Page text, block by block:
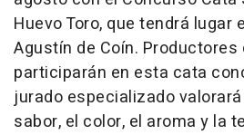
Huevo Toro, que tendrá lugar
Agustín de Coín.
participarán en esta cata
jurado especializado
sabor, el color, el aroma y la